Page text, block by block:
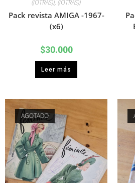
((OTRAS)), ((OTRAS))
Pack revista AMIGA -1967-
(x6)
$30.000
Leer más
AGOTADO